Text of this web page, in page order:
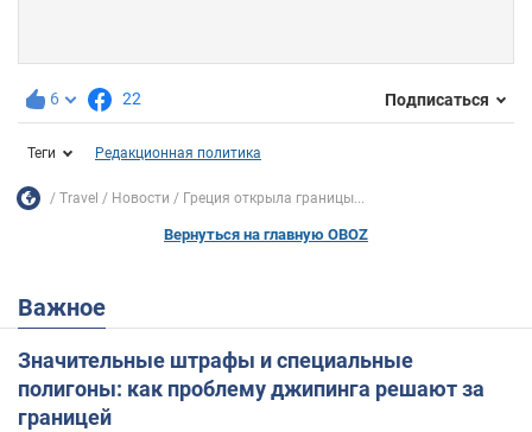
6 22 Подписаться
Теги Редакционная политика
Travel Новости Греция открыла границы...
Вернуться на главную OBOZ
Важное
Значительные штрафы и специальные
полигоны: как проблему джипинга решают за
границей